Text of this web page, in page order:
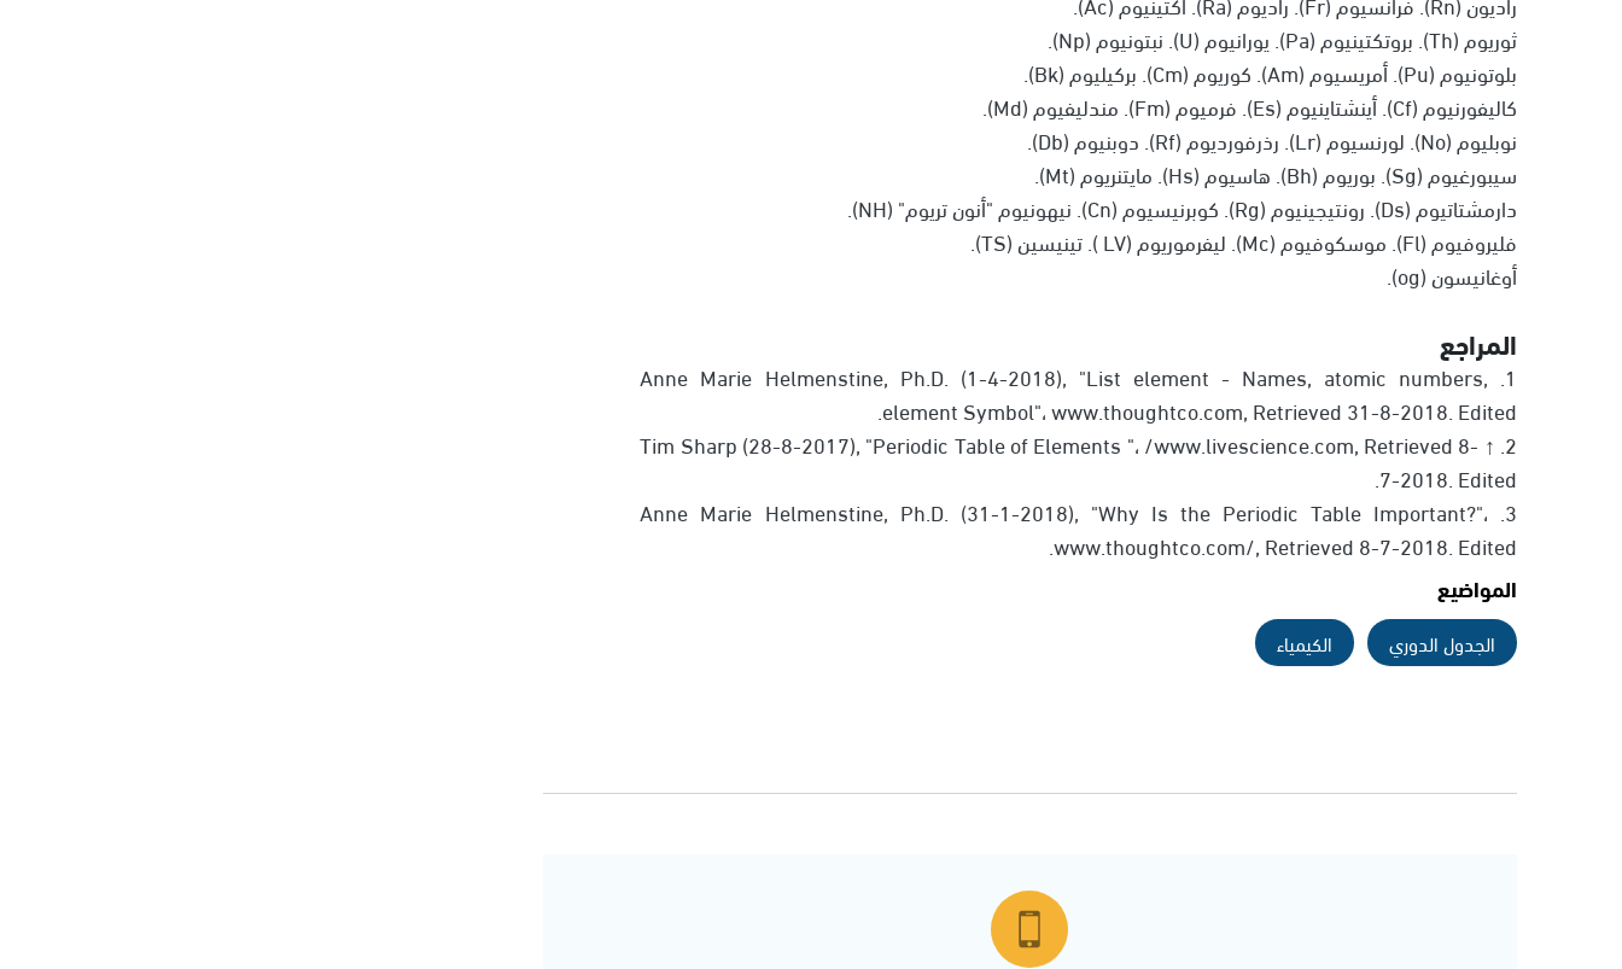
ثوريوم (Th). بروتكتينيوم (Pa). يورانيوم (U). نبتونيوم (Np).
بلوتونيوم (Pu). أمريسيوم (Am). كوريوم (Cm). بركيليوم (Bk).
كاليفورنيوم (Cf). أينشتاينيوم (Es). فرميوم (Fm). مندليفيوم (Md).
نوبليوم (No). لورنسيوم (Lr). رذرفورديوم (Rf). دوبنيوم (Db).
سيبورغيوم (Sg). بوريوم (Bh). هاسيوم (Hs). مايتنريوم (Mt).
دارمشتاتيوم (Ds). رونتيجينيوم (Rg). كوبرنيسيوم (Cn). نيهونيوم "أنون تريوم" (NH).
فليروفيوم (Fl). موسكوفيوم (Mc). ليفرموريوم (LV ). تينيسين (TS).
أوغانيسون (og).
المراجع
1. Anne Marie Helmenstine, Ph.D. (1-4-2018), "List element - Names, atomic numbers,
element Symbol"، www.thoughtco.com, Retrieved 31-8-2018. Edited.
2. ↑ Tim Sharp (28-8-2017), "Periodic Table of Elements "، /www.livescience.com, Retrieved 8-
7-2018. Edited.
3. Anne Marie Helmenstine, Ph.D. (31-1-2018), "Why Is the Periodic Table Important?"،
www.thoughtco.com/, Retrieved 8-7-2018. Edited.
المواضيع
الجدول الدوري الكيمياء